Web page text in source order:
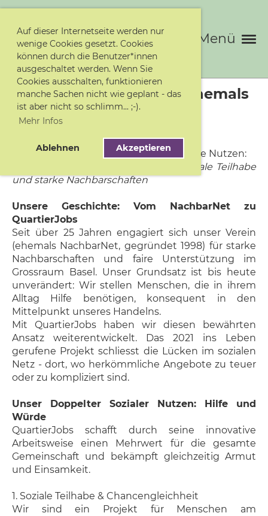
Auf dieser Internetseite werden nur
wenige Cookies gesetzt. Cookies
können durch die Benutzer*innen
ausgeschaltet werden. Wenn Sie
Cookies ausschalten, funktionieren
manche Sachen nicht wie geplant - das
ist aber nicht so schlimm... ;-).
Mehr Infos
Ablehnen Akzeptieren
Menü
Verein QuartierJobs – ehemals
NachbarNet
Unsere Mission und der doppelte soziale Nutzen:
Verein QuartierJobs – Seit 1998 für soziale Teilhabe
und starke Nachbarschaften
Unsere Geschichte: Vom NachbarNet zu
QuartierJobs
Seit über 25 Jahren engagiert sich unser Verein
(ehemals NachbarNet, gegründet 1998) für starke
Nachbarschaften und faire Unterstützung im
Grossraum Basel. Unser Grundsatz ist bis heute
unverändert: Wir stellen Menschen, die in ihrem
Alltag Hilfe benötigen, konsequent in den
Mittelpunkt unseres Handelns.
Mit QuartierJobs haben wir diesen bewährten
Ansatz weiterentwickelt. Das 2021 ins Leben
gerufene Projekt schliesst die Lücken im sozialen
Netz - dort, wo herkömmliche Angebote zu teuer
oder zu kompliziert sind.
Unser Doppelter Sozialer Nutzen: Hilfe und
Würde
QuartierJobs schafft durch seine innovative
Arbeitsweise einen Mehrwert für die gesamte
Gemeinschaft und bekämpft gleichzeitig Armut
und Einsamkeit.
1. Soziale Teilhabe & Chancengleichheit
Wir sind ein Projekt für Menschen am